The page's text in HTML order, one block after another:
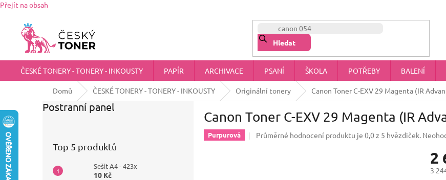
Přejít na obsah
chci@ceskytoner.cz
OBCHODNÍ PODMÍNKY
Hledat
ČESKÉ TONERY - TONERY - INKOUSTY PAPÍR ARCHIVACE PSANÍ ŠKOLA POTŘEBY BALENÍ
Domů ČESKÉ TONERY - TONERY - INKOUSTY Originální tonery Canon Toner C-EXV 29 Magenta (IR
Postranní panel
Top 5 produktů
Sešit A4 - 423x
10 Kč
Canon Toner C-EXV 29 Magenta (IR
Purpurová Průměrné hodnocení produktu je 0,0 z 5 hvězdiček.
2
3